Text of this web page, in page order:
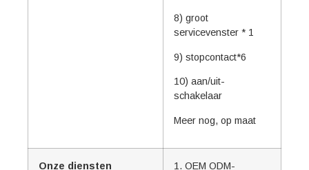
8) groot
servicevenster * 1
9) stopcontact*6
10) aan/uit-
schakelaar
Meer nog, op maat
Onze diensten
1. OEM ODM-